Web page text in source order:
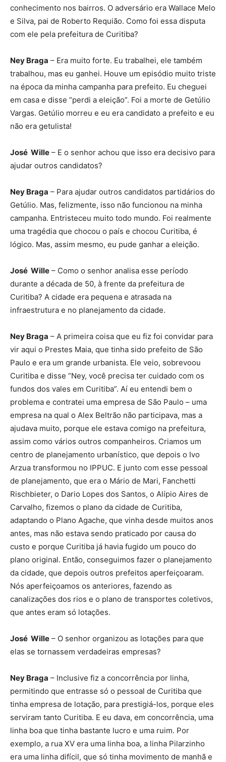
conhecimento nos bairros. O adversário era Wallace Melo
e Silva, pai de Roberto Requião. Como foi essa disputa
com ele pela prefeitura de Curitiba?
Ney Braga – Era muito forte. Eu trabalhei, ele também
trabalhou, mas eu ganhei. Houve um episódio muito triste
na época da minha campanha para prefeito. Eu cheguei
em casa e disse “perdi a eleição”. Foi a morte de Getúlio
Vargas. Getúlio morreu e eu era candidato a prefeito e eu
não era getulista!
José Wille – E o senhor achou que isso era decisivo para
ajudar outros candidatos?
Ney Braga – Para ajudar outros candidatos partidários do
Getúlio. Mas, felizmente, isso não funcionou na minha
campanha. Entristeceu muito todo mundo. Foi realmente
uma tragédia que chocou o país e chocou Curitiba, é
lógico. Mas, assim mesmo, eu pude ganhar a eleição.
José Wille – Como o senhor analisa esse período
durante a década de 50, à frente da prefeitura de
Curitiba? A cidade era pequena e atrasada na
infraestrutura e no planejamento da cidade.
Ney Braga – A primeira coisa que eu fiz foi convidar para
vir aqui o Prestes Maia, que tinha sido prefeito de São
Paulo e era um grande urbanista. Ele veio, sobrevoou
Curitiba e disse “Ney, você precisa ter cuidado com os
fundos dos vales em Curitiba”. Aí eu entendi bem o
problema e contratei uma empresa de São Paulo – uma
empresa na qual o Alex Beltrão não participava, mas a
ajudava muito, porque ele estava comigo na prefeitura,
assim como vários outros companheiros. Criamos um
centro de planejamento urbanístico, que depois o Ivo
Arzua transformou no IPPUC. E junto com esse pessoal
de planejamento, que era o Mário de Mari, Fanchetti
Rischbieter, o Dario Lopes dos Santos, o Alípio Aires de
Carvalho, fizemos o plano da cidade de Curitiba,
adaptando o Plano Agache, que vinha desde muitos anos
antes, mas não estava sendo praticado por causa do
custo e porque Curitiba já havia fugido um pouco do
plano original. Então, conseguimos fazer o planejamento
da cidade, que depois outros prefeitos aperfeiçoaram.
Nós aperfeiçoamos os anteriores, fazendo as
canalizações dos rios e o plano de transportes coletivos,
que antes eram só lotações.
José Wille – O senhor organizou as lotações para que
elas se tornassem verdadeiras empresas?
Ney Braga – Inclusive fiz a concorrência por linha,
permitindo que entrasse só o pessoal de Curitiba que
tinha empresa de lotação, para prestigiá-los, porque eles
serviram tanto Curitiba. E eu dava, em concorrência, uma
linha boa que tinha bastante lucro e uma ruim. Por
exemplo, a rua XV era uma linha boa, a linha Pilarzinho
era uma linha difícil, que só tinha movimento de manhã e